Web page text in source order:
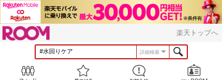
楽天トップへ
詳細検索
見つける お知らせ